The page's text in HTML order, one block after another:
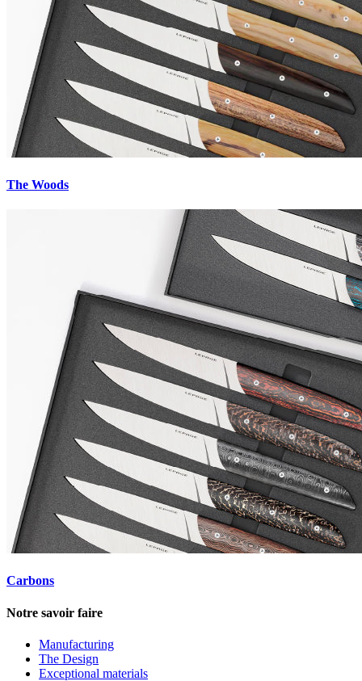
The Woods
Carbons
Notre savoir faire
Manufacturing
The Design
Exceptional materials